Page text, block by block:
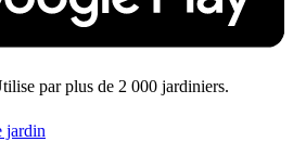
par plus de 2 000 jardiniers.
jardin